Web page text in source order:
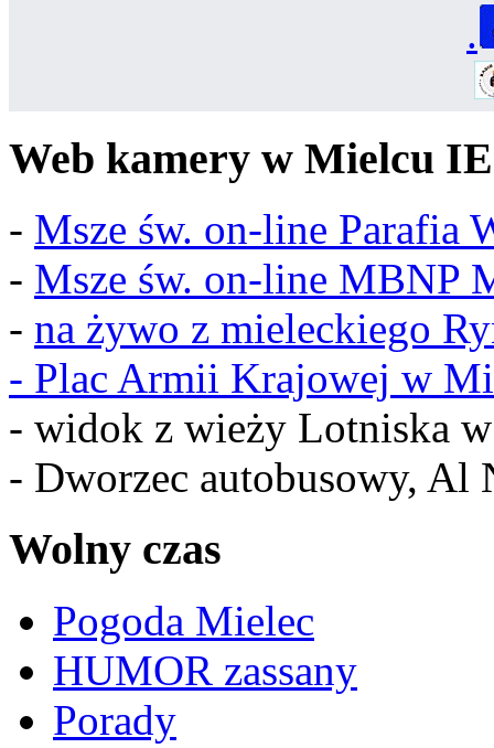
.
Web kamery w Mielcu IE
- Msze św. on-line Parafia
- Msze św. on-line MBNP
- na żywo z mieleckiego
- Plac Armii Krajowej w
- widok z wieży Lotniska
- Dworzec autobusowy, Al
Wolny czas
Pogoda Mielec
HUMOR zassany
Porady